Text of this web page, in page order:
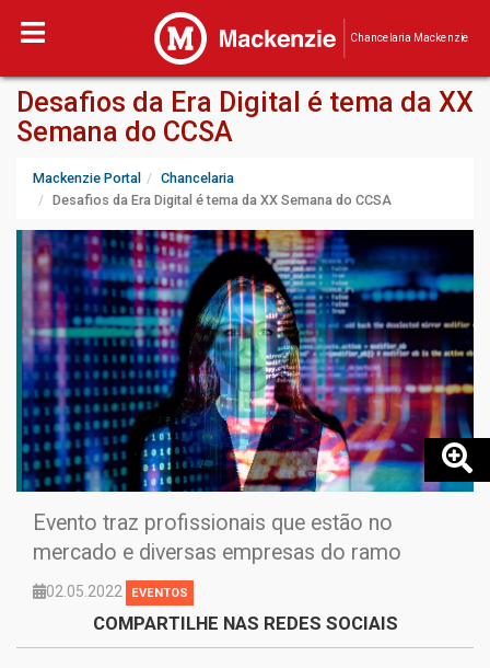
Chancelaria Mackenzie
Desafios da Era Digital é tema da XX
Semana do CCSA
Mackenzie Portal
Chancelaria
Desafios da Era Digital é tema da XX Semana do CCSA
Evento traz profissionais que estão no
mercado e diversas empresas do ramo
02.05.2022 EVENTOS
COMPARTILHE NAS REDES SOCIAIS